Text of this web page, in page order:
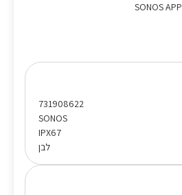
731908622
SONOS
IPX67
לבן